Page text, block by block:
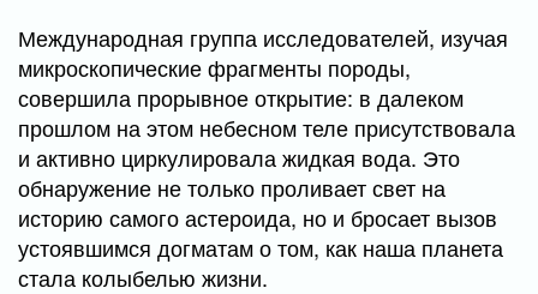
Международная группа исследователей, изучая
микроскопические фрагменты породы,
совершила прорывное открытие: в далеком
прошлом на этом небесном теле присутствовала
и активно циркулировала жидкая вода. Это
обнаружение не только проливает свет на
историю самого астероида, но и бросает вызов
устоявшимся догматам о том, как наша планета
стала колыбелью жизни.